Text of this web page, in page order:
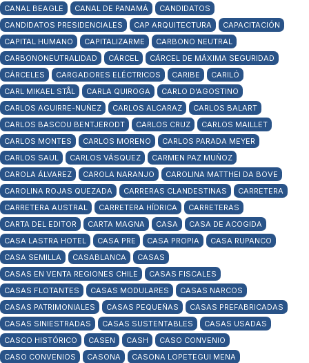
CANAL BEAGLE
CANAL DE PANAMÁ
CANDIDATOS
CANDIDATOS PRESIDENCIALES
CAP ARQUITECTURA
CAPACITACIÓN
CAPITAL HUMANO
CAPITALIZARME
CARBONO NEUTRAL
CARBONONEUTRALIDAD
CÁRCEL
CÁRCEL DE MÁXIMA SEGURIDAD
CÁRCELES
CARGADORES ELÉCTRICOS CARIBE
CARILÓ
CARL MIKAEL STÅL
CARLA QUIROGA
CARLO D'AGOSTINO
CARLOS AGUIRRE-NUÑEZ
CARLOS ALCARAZ
CARLOS BALART
CARLOS BASCOU BENTJERODT
CARLOS CRUZ
CARLOS MAILLET
CARLOS MONTES
CARLOS MORENO
CARLOS PARADA MEYER
CARLOS SAUL
CARLOS VÁSQUEZ
CARMEN PAZ MUÑOZ
CAROLA ÁLVAREZ
CAROLA NARANJO
CAROLINA MATTHEI DA BOVE
CAROLINA ROJAS QUEZADA
CARRERAS CLANDESTINAS
CARRETERA
CARRETERA AUSTRAL
CARRETERA HÍDRICA
CARRETERAS
CARTA DEL EDITOR
CARTA MAGNA CASA
CASA DE ACOGIDA
CASA LASTRA HOTEL
CASA PRE CASA PROPIA
CASA RUPANCO
CASA SEMILLA
CASABLANCA
CASAS
CASAS EN VENTA REGIONES CHILE
CASAS FISCALES
CASAS FLOTANTES
CASAS MODULARES
CASAS NARCOS
CASAS PATRIMONIALES
CASAS PEQUEÑAS
CASAS PREFABRICADAS
CASAS SINIESTRADAS
CASAS SUSTENTABLES
CASAS USADAS
CASCO HISTÓRICO
CASEN CASH
CASO CONVENIO
CASO CONVENIOS
CASONA
CASONA LOPETEGUI MENA